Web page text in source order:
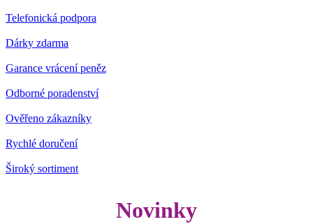
Telefonická podpora
Dárky zdarma
Garance vrácení peněz
Odborné poradenství
Ověřeno zákazníky
Rychlé doručení
Široký sortiment
Novinky